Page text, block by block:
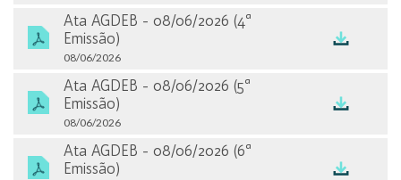
Conselho, Diretoria e Comitês
Estatuto, Políticas e Regimentos
DOCUMENTOS CVM
Assembleias
Calendário de Eventos
Ata AGDEB - 08/06/2026 (4ª
Emissão)
08/06/2026
Ata AGDEB - 08/06/2026 (5ª
Emissão)
08/06/2026
Ata AGDEB - 08/06/2026 (6ª
Emissão)